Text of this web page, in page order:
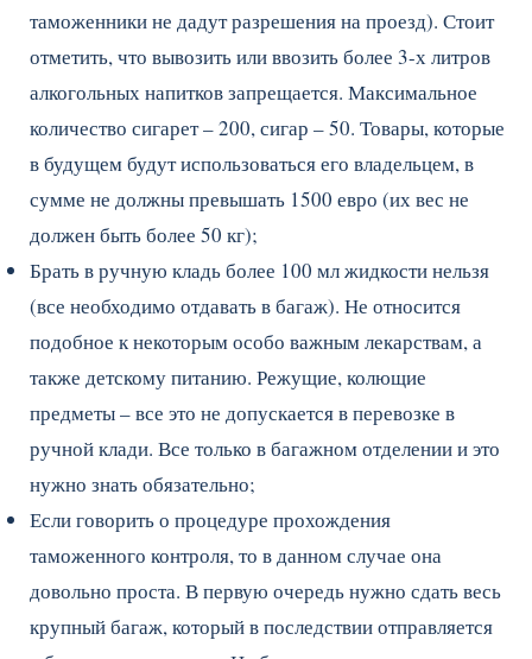
таможенники не дадут разрешения на проезд). Стоит
отметить, что вывозить или ввозить более 3-х литров
алкогольных напитков запрещается. Максимальное
количество сигарет – 200, сигар – 50. Товары, которые
в будущем будут использоваться его владельцем, в
сумме не должны превышать 1500 евро (их вес не
должен быть более 50 кг);
Брать в ручную кладь более 100 мл жидкости нельзя
(все необходимо отдавать в багаж). Не относится
подобное к некоторым особо важным лекарствам, а
также детскому питанию. Режущие, колющие
предметы – все это не допускается в перевозке в
ручной клади. Все только в багажном отделении и это
нужно знать обязательно;
Если говорить о процедуре прохождения
таможенного контроля, то в данном случае она
довольно проста. В первую очередь нужно сдать весь
крупный багаж, который в последствии отправляется